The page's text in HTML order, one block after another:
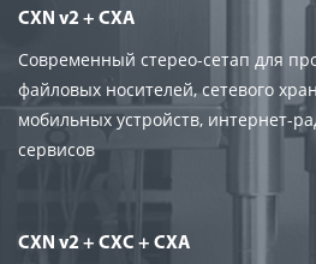
CXN v2 + CXA
Cовременный стерео-сетап для
файловых носителей, сетевого
мобильных устройств, интернет-
сервисов
CXN v2 + CXС + CXA